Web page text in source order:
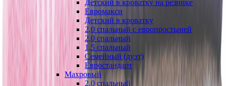
Детский в кроватку на резинке
Евромакси
Детский в кроватку
2,0 спальный с европростыней
2,0 спальный
1,5 спальный
Семейный (дуэт)
Евростандарт
Махровый
2,0 спальный